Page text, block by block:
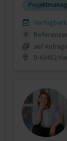
0
auf
D-63452